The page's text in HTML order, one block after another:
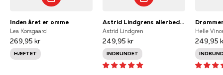
Inden året er omme
Lea Korsgaard
269,95 kr
HÆFTET
Astrid Lindgrens allerbedste historier
Astrid Lindgren
249,95 kr
INDBUNDET
Helle
249,95